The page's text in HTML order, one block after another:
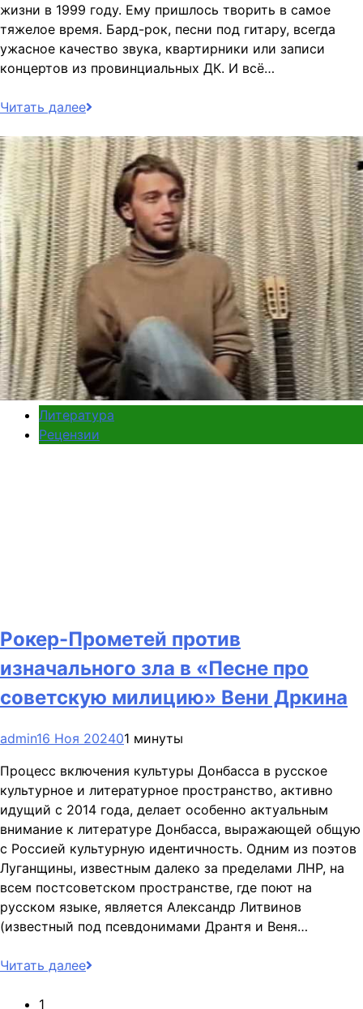
жизни в 1999 году. Ему пришлось творить в самое
тяжелое время. Бард-рок, песни под гитару, всегда
ужасное качество звука, квартирники или записи
концертов из провинциальных ДК. И всё…
Читать далее
Литература
Рецензии
Рокер-Прометей против
изначального зла в «Песне про
советскую милицию» Вени Дркина
admin16 Ноя 202401 минуты
Процесс включения культуры Донбасса в русское
культурное и литературное пространство, активно
идущий с 2014 года, делает особенно актуальным
внимание к литературе Донбасса, выражающей общую
с Россией культурную идентичность. Одним из поэтов
Луганщины, известным далеко за пределами ЛНР, на
всем постсоветском пространстве, где поют на
русском языке, является Александр Литвинов
(известный под псевдонимами Дрантя и Веня…
Читать далее
1